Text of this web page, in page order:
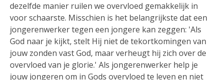
dezelfde manier ruilen we overvloed gemakkelijk in
voor schaarste. Misschien is het belangrijkste dat een
jongerenwerker tegen een jongere kan zeggen: 'Als
God naar je kijkt, stelt Hij niet de tekortkomingen van
jouw zonden vast God, maar verheugt hij zich over de
overvloed van je glorie.' Als jongerenwerker help je
jouw jongeren om in Gods overvloed te leven en niet